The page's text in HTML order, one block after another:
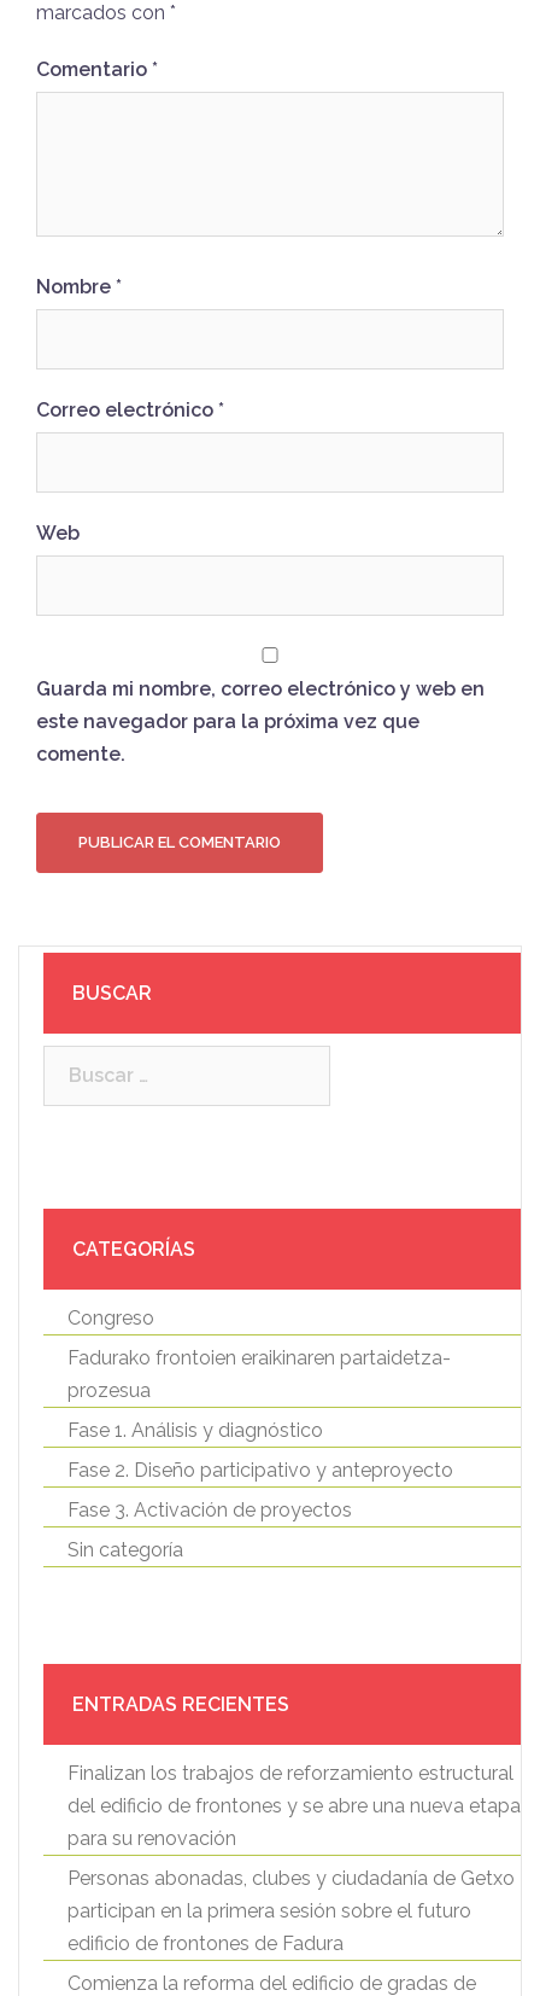
marcados con *
Comentario *
Nombre *
Correo electrónico *
Web
Guarda mi nombre, correo electrónico y web en
este navegador para la próxima vez que
comente.
BUSCAR
CATEGORÍAS
Congreso
Fadurako frontoien eraikinaren partaidetza-
prozesua
Fase 1. Análisis y diagnóstico
Fase 2. Diseño participativo y anteproyecto
Fase 3. Activación de proyectos
Sin categoría
ENTRADAS RECIENTES
Finalizan los trabajos de reforzamiento estructural
del edificio de frontones y se abre una nueva etapa
para su renovación
Personas abonadas, clubes y ciudadanía de Getxo
participan en la primera sesión sobre el futuro
edificio de frontones de Fadura
Comienza la reforma del edificio de gradas de